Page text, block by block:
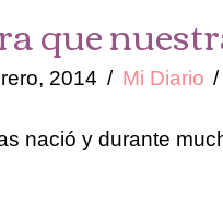
que
2014 Mi Diario
nació y durante